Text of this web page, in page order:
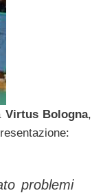
Virtus Bologna,
problemi